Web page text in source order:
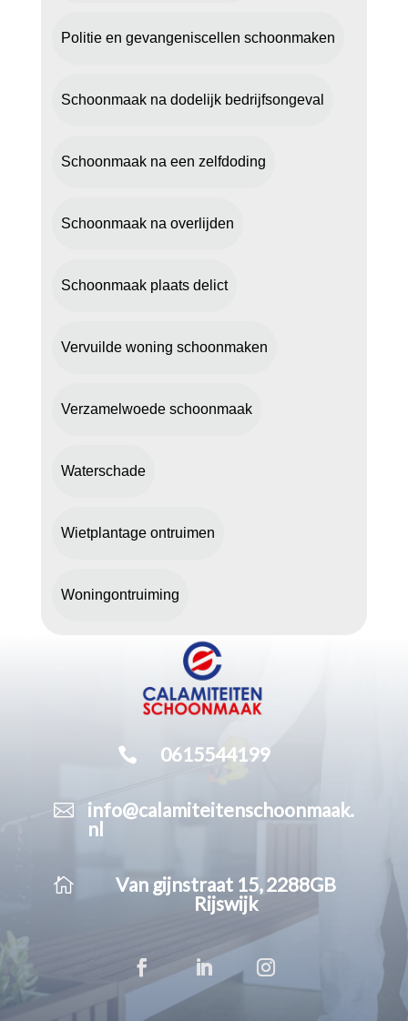
Politie en gevangeniscellen schoonmaken
Schoonmaak na dodelijk bedrijfsongeval
Schoonmaak na een zelfdoding
Schoonmaak na overlijden
Schoonmaak plaats delict
Vervuilde woning schoonmaken
Verzamelwoede schoonmaak
Waterschade
Wietplantage ontruimen
Woningontruiming
 0615544199

info@calamiteitenschoonmaak.
nl

Van gijnstraat 15, 2288GB
Rijswijk